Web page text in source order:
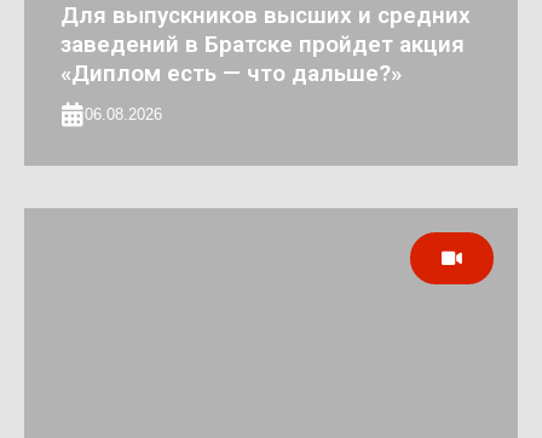
Для выпускников высших и средних
заведений в Братске пройдет акция
«Диплом есть — что дальше?»
06.08.2026